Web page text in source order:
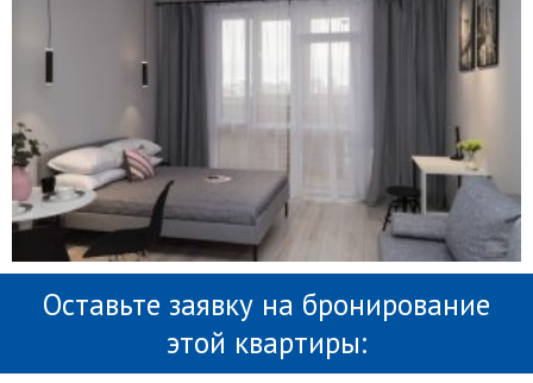
Оставьте заявку на бронирование
этой квартиры: